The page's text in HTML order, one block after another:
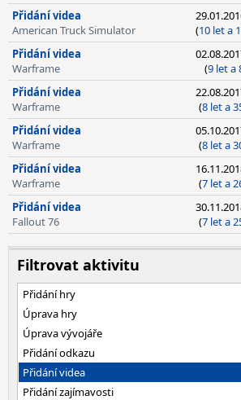
Přidání videa
American Truck Simulator
(10 let a
Přidání videa
Warframe
(9 let a
Přidání videa
Warframe
(8 let a
Přidání videa
Warframe
(8 let a
Přidání videa
Warframe
(7 let a
Přidání videa
Fallout 76
(7 let a
Filtrovat aktivitu
Přidání hry
Úprava hry
Úprava vývojáře
Přidání odkazu
Přidání videa
Přidání zajímavosti